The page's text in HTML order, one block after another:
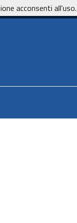
acconsenti all'uso.